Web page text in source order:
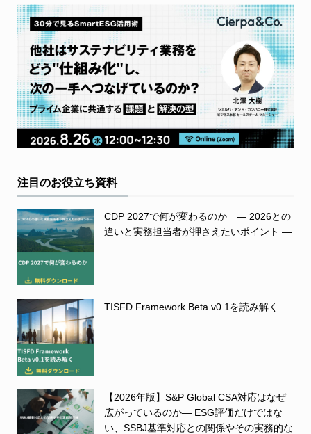
注目のお役立ち資料
CDP 2027で何が変わるのか ― 2026との
違いと実務担当者が押さえたいポイント ―
TISFD Framework Beta v0.1を読み解く
【2026年版】S&P Global CSA対応はなぜ
広がっているのか― ESG評価だけではな
い、SSBJ基準対応との関係やその実務的な